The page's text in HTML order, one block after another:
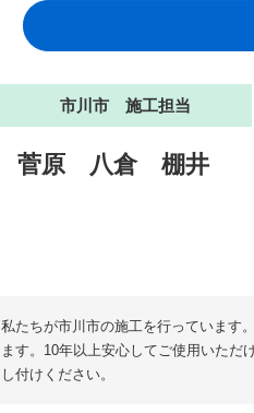
市川市 施工担当
菅原 八倉 棚井
私たちが市川市の施工を行っています
ます。10年以上安心してご使用いただ
し付けください。